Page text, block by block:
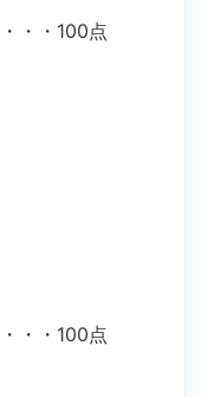
・・100点
・・100点